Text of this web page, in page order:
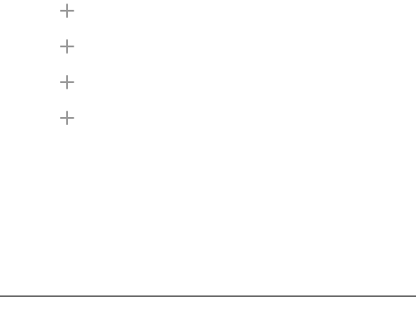
внесения первой части платежа и Первого